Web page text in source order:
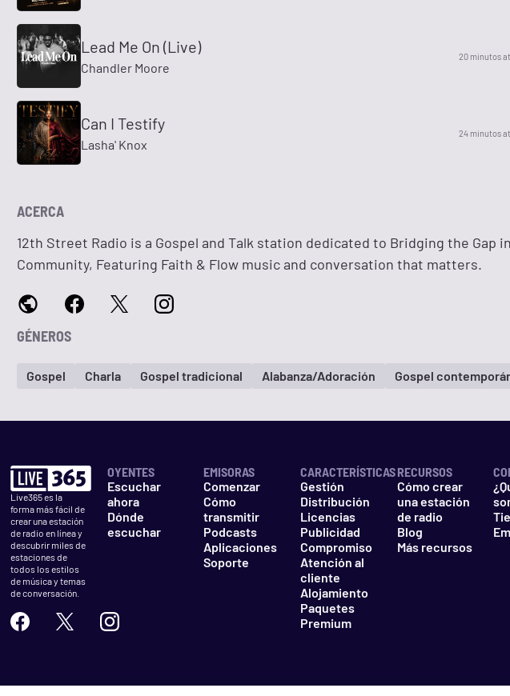
Lead Me On (Live)
Chandler Moore
20 minutos
Can I Testify
Lasha' Knox
24 minutos
ACERCA
12th Street Radio is a Gospel and Talk station dedicated to Bridging the Gap
Community, Featuring Faith & Flow music and conversation that matters.
GÉNEROS
Gospel Charla Gospel tradicional Alabanza/Adoración Gospel
Live365 es la
forma más fácil de
crear una estación
de radio en línea y
descubrir miles de
estaciones de
todos los estilos
de música y temas
de conversación.
OYENTES
Escuchar
ahora
Dónde
escuchar
EMISORAS
Comenzar
Cómo
transmitir
Podcasts
Aplicaciones
Soporte
CARACTERÍSTICAS
Gestión
Distribución
Licencias
Publicidad
Compromiso
Atención al
cliente
Alojamiento
Paquetes
Premium
RECURSOS
Cómo crear
una estación
de radio
Blog
Más recursos